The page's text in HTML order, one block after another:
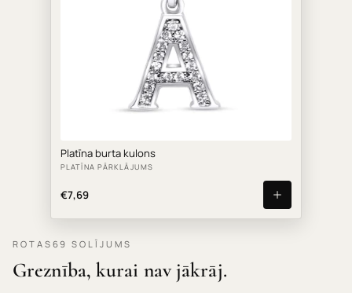
Platīna burta kulons
PLATĪNA PĀRKLĀJUMS
€7,69
ROTAS69 SOLĪJUMS
Greznība, kurai nav jākrāj.